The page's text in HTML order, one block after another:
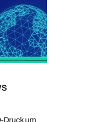
Druck um